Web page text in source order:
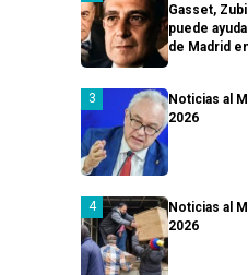
Gasset,
puede
de Madrid
Noticias al
2026
Noticias al
2026